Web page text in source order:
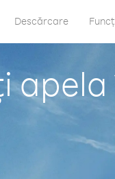
Descărcare